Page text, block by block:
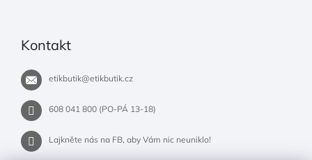
Kontakt
etikbutik@etikbutik.cz
608 041 800 (PO-PÁ 13-18)
Lajkněte nás na FB, aby Vám nic neuniklo!